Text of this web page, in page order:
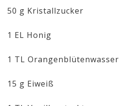
50 g Kristallzucker
1 EL Honig
1 TL Orangenblütenwasser
15 g Eiweiß